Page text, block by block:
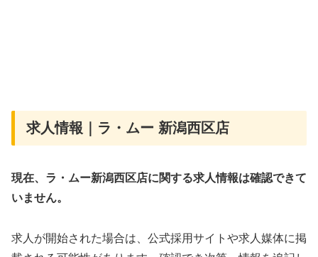
求人情報｜ラ・ムー 新潟西区店
現在、ラ・ムー新潟西区店に関する求人情報は確認できて
いません。
求人が開始された場合は、公式採用サイトや求人媒体に掲